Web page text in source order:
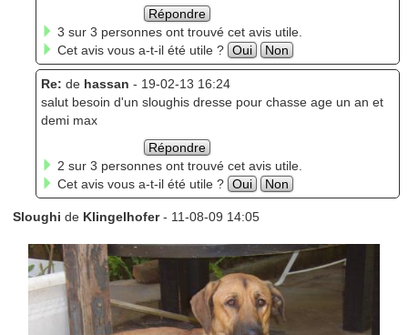
Répondre
3 sur 3 personnes ont trouvé cet avis utile.
Cet avis vous a-t-il été utile ? Oui Non
Re: de hassan - 19-02-13 16:24
salut besoin d'un sloughis dresse pour chasse age un an et
demi max
Répondre
2 sur 3 personnes ont trouvé cet avis utile.
Cet avis vous a-t-il été utile ? Oui Non
Sloughi de Klingelhofer- 11-08-09 14:05